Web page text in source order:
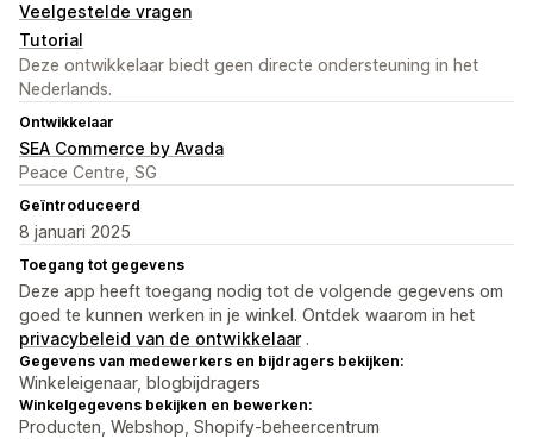
Veelgestelde vragen
Tutorial
Deze ontwikkelaar biedt geen directe ondersteuning in het
Nederlands.
Ontwikkelaar
SEA Commerce by Avada
Peace Centre, SG
Geïntroduceerd
8 januari 2025
Toegang tot gegevens
Deze app heeft toegang nodig tot de volgende gegevens om
goed te kunnen werken in je winkel. Ontdek waarom in het
privacybeleid van de ontwikkelaar .
Gegevens van medewerkers en bijdragers bekijken:
Winkeleigenaar, blogbijdragers
Winkelgegevens bekijken en bewerken:
Producten, Webshop, Shopify-beheercentrum